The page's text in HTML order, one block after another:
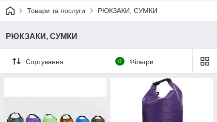
Товари та послуги РЮКЗАКИ, СУМКИ
РЮКЗАКИ, СУМКИ
Сортування 0 Фільтри